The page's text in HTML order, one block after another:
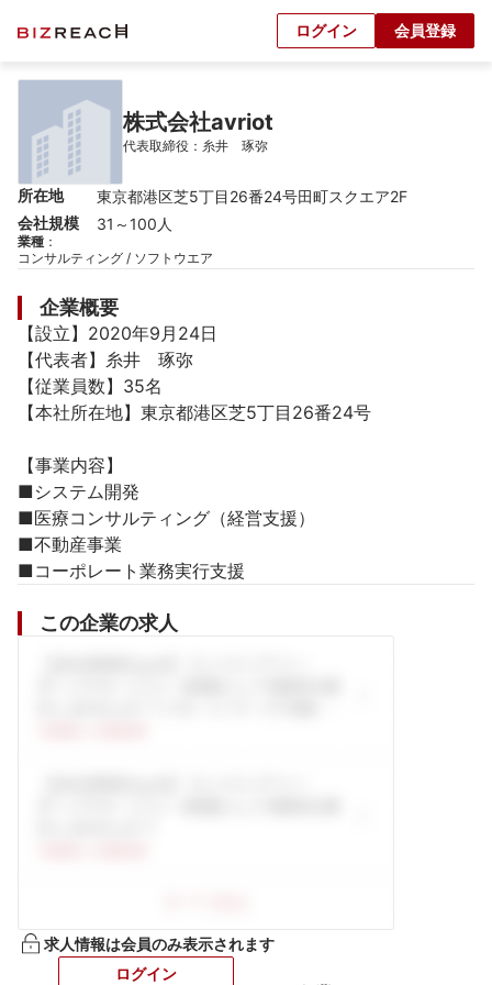
ログイン 会員登録
株式会社avriot
代表取締役：糸井　琢弥
所在地
東京都港区芝5丁目26番24号田町スクエア2F
会社規模
31～100人
業種 ：
コンサルティング / ソフトウエア
企業概要
【設立】2020年9月24日
【代表者】糸井　琢弥
【従業員数】35名
【本社所在地】東京都港区芝5丁目26番24号
【事業内容】
■システム開発
■医療コンサルティング（経営支援）
■不動産事業
■コーポレート業務実行支援
この企業の求人
求人情報は会員のみ表示されます
ログイン